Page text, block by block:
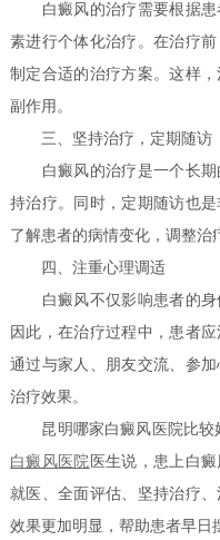
白癜风的治疗需要根据患
素进行个体化治疗。在治疗
制定合适的治疗方案。这样
副作用。
三、坚持治疗，定期随访
白癜风的治疗是一个长期
持治疗。同时，定期随访也
了解患者的病情变化，调整治
四、注重心理调适
白癜风不仅影响患者的身
因此，在治疗过程中，患者
通过与家人、朋友交流、参
治疗效果。
昆明哪家白癜风医院比较
白癜风医院 医生说，患上白
就医、全面评估、坚持治疗
效果更加明显，帮助患者早日